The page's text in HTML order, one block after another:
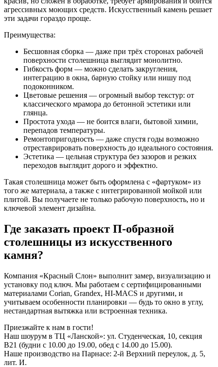
агрессивных моющих средств. Искусственный камень решает
эти задачи гораздо проще.
Преимущества:
Бесшовная сборка — даже при трёх сторонах рабочей
поверхности столешница выглядит монолитно.
Гибкость форм — можно сделать закругления,
интеграцию в окна, барную стойку или нишу под
подоконником.
Цветовые решения — огромный выбор текстур: от
классического мрамора до бетонной эстетики или
глянца.
Простота ухода — не боится влаги, бытовой химии,
перепадов температуры.
Ремонтопригодность — даже спустя годы возможно
отреставрировать поверхность до идеального состояния.
Эстетика — цельная структура без зазоров и резких
переходов выглядит дорого и эффектно.
Такая столешница может быть оформлена с «фартуком» из
того же материала, а также с интегрированной мойкой или
плитой. Вы получаете не только рабочую поверхность, но и
ключевой элемент дизайна.
Где заказать проект П-образной
столешницы из искусственного
камня?
Компания «Красный Слон» выполнит замер, визуализацию и
установку под ключ. Мы работаем с сертифицированными
материалами Corian, Grandex, HI-MACS и другими, и
учитываем особенности планировки — будь то окно в углу,
нестандартная вытяжка или встроенная техника.
Приезжайте к нам в гости!
Наш шоурум в ТЦ «Ланской»: ул. Студенческая, 10, секция
В21 (будни с 10.00 до 19.00, обед с 14.00 до 15.00).
Наше производство на Парнасе: 2-й Верхний переулок, д. 5,
лит. И.